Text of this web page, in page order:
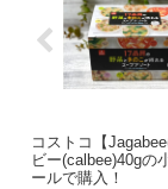
コストコ【
ビー(calbee)40gの
ールで購入！